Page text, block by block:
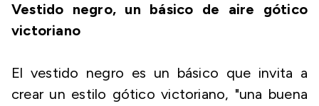
Vestido negro, un básico de aire gótico
victoriano
El vestido negro es un básico que invita a
crear un estilo gótico victoriano, "una buena